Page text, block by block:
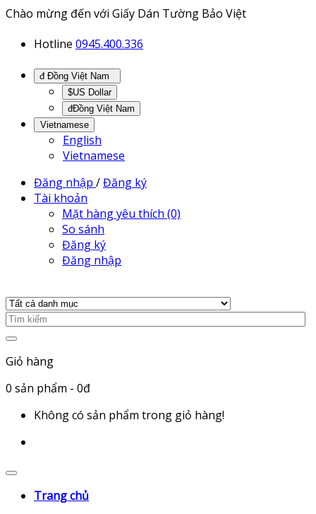
Chào mừng đến với Giấy Dán Tường Bảo Việt
Hotline 0945.400.336
$US Dollar
đĐồng Việt Nam
Vietnamese
English
Vietnamese
Đăng nhập /Đăng ký
Tài khoản
Mặt hàng yêu thích (0)
So sánh
Đăng ký
Đăng nhập
Giỏ hàng
0 sản phẩm - 0đ
Không có sản phẩm trong giỏ hàng!
Trang chủ